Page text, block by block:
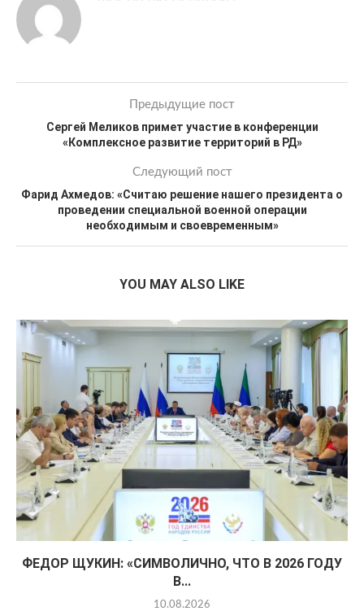
Предыдущие пост
Сергей Меликов примет участие в конференции
«Комплексное развитие территорий в РД»
Следующий пост
Фарид Ахмедов: «Считаю решение нашего президента о
проведении специальной военной операции
необходимым и своевременным»
YOU MAY ALSO LIKE
ФЕДОР ЩУКИН: «СИМВОЛИЧНО, ЧТО В 2026 ГОДУ
В...
10.08.2026